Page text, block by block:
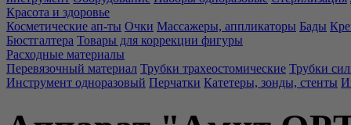
Красота и здоровье
Косметические ап-ты Очки Массажеры, аппликаторы Бады
Бюстгалтера Товары для коррекции фигуры
Расходные материалы
Перевязочный материал Трубки трахеостомические Трубки
Инструмент одноразовый Перчатки Катетеры, зонды, стенты